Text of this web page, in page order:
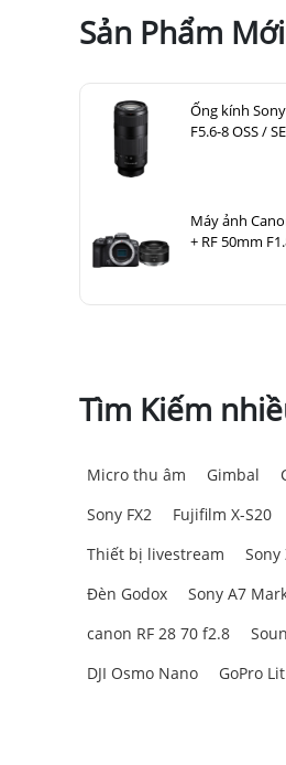
Sản Phẩm Mới
Ống kính
F5.6-8 OSS /
Máy ảnh
+ RF 50mm
Tìm Kiếm
Micro thu âm Gimbal
Sony FX2
Fujifilm X-S20
Thiết bị livestream
Sony
Đèn Godox
Sony A7
canon RF 28 70 f2.8
DJI Osmo Nano
GoPro